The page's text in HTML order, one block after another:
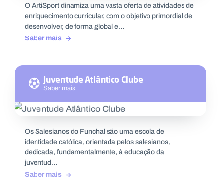
O ArtiSport dinamiza uma vasta oferta de atividades de
enriquecimento curricular, com o objetivo primordial de
desenvolver, de forma global e…
Saber mais
Juventude Atlântico Clube
Saber mais
Os Salesianos do Funchal são uma escola de
identidade católica, orientada pelos salesianos,
dedicada, fundamentalmente, à educação da
juventud…
Saber mais